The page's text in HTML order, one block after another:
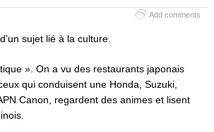
Add comments
sujet lié à la culture.
». On a vu des restaurants japonais
qui conduisent une Honda, Suzuki,
Canon, regardent des animes et lisent